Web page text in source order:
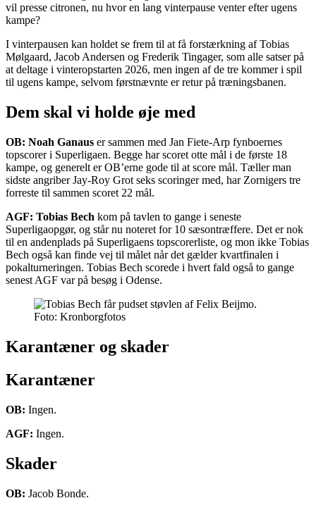
vil presse citronen, nu hvor en lang vinterpause venter efter ugens
kampe?
I vinterpausen kan holdet se frem til at få forstærkning af Tobias
Mølgaard, Jacob Andersen og Frederik Tingager, som alle satser på
at deltage i vinteropstarten 2026, men ingen af de tre kommer i spil
til ugens kampe, selvom førstnævnte er retur på træningsbanen.
Dem skal vi holde øje med
OB: Noah Ganaus er sammen med Jan Fiete-Arp fynboernes
topscorer i Superligaen. Begge har scoret otte mål i de første 18
kampe, og generelt er OB’erne gode til at score mål. Tæller man
sidste angriber Jay-Roy Grot seks scoringer med, har Zornigers tre
forreste til sammen scoret 22 mål.
AGF: Tobias Bech kom på tavlen to gange i seneste
Superligaopgør, og står nu noteret for 10 sæsontræffere. Det er nok
til en andenplads på Superligaens topscorerliste, og mon ikke Tobias
Bech også kan finde vej til målet når det gælder kvartfinalen i
pokalturneringen. Tobias Bech scorede i hvert fald også to gange
senest AGF var på besøg i Odense.
Foto: Kronborgfotos
Karantæner og skader
Karantæner
OB: Ingen.
AGF: Ingen.
Skader
OB: Jacob Bonde.